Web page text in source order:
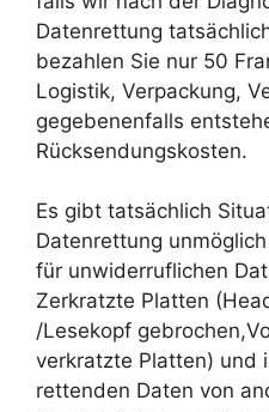
Datenrettung
bezahlen Sie nur 50
Logistik, Verpackung,
gegebenenfalls
Rücksendungskosten.
Es gibt tatsächlich
Datenrettung
für unwiderruflichen
Zerkratzte Platten
/Lesekopf
verkratzte Platten) und
rettenden Daten von